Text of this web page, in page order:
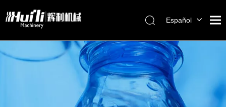
Español
العربية
Français
Pусский
Português